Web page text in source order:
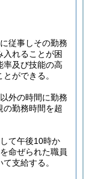
従事しその勤務
入れることが困
率及び技能の高
ができる。
外の時間に勤務
の勤務時間を超
て午後10時か
命ぜられた職員
支給する。